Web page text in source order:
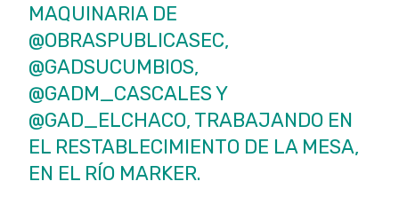
MAQUINARIA DE
@OBRASPUBLICASEC,
@GADSUCUMBIOS,
@GADM_CASCALESY
@GAD_ELCHACO, TRABAJANDO EN
EL RESTABLECIMIENTO DE LA MESA,
EN EL RÍO MARKER.